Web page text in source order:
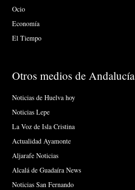
Ocio
Economía
El Tiempo
Otros medios de Andalucía
Noticias de Huelva hoy
Noticias Lepe
La Voz de Isla Cristina
Actualidad Ayamonte
Aljarafe Noticias
Alcalá de Guadaíra News
Noticias San Fernando